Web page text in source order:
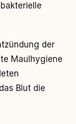
der
Maulhygiene
Blut die